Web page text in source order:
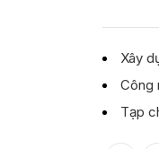
Xây
Công
Tạp